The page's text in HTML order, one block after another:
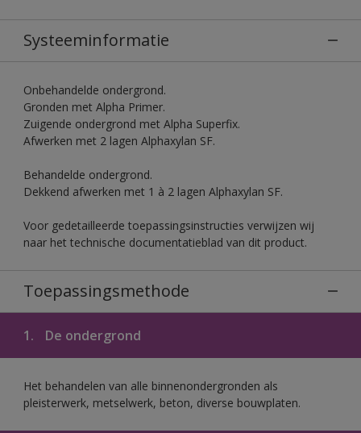
Systeeminformatie
Onbehandelde ondergrond.
Gronden met Alpha Primer.
Zuigende ondergrond met Alpha Superfix.
Afwerken met 2 lagen Alphaxylan SF.
Behandelde ondergrond.
Dekkend afwerken met 1 à 2 lagen Alphaxylan SF.
Voor gedetailleerde toepassingsinstructies verwijzen wij
naar het technische documentatieblad van dit product.
Toepassingsmethode
1. De ondergrond
Het behandelen van alle binnenondergronden als
pleisterwerk, metselwerk, beton, diverse bouwplaten.